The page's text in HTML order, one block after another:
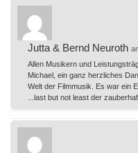
Jutta & Bernd Neuroth
Allen Musikern und
Michael, ein ganz herzliches
Welt der Filmmusik. Es war ein
...last but not least der